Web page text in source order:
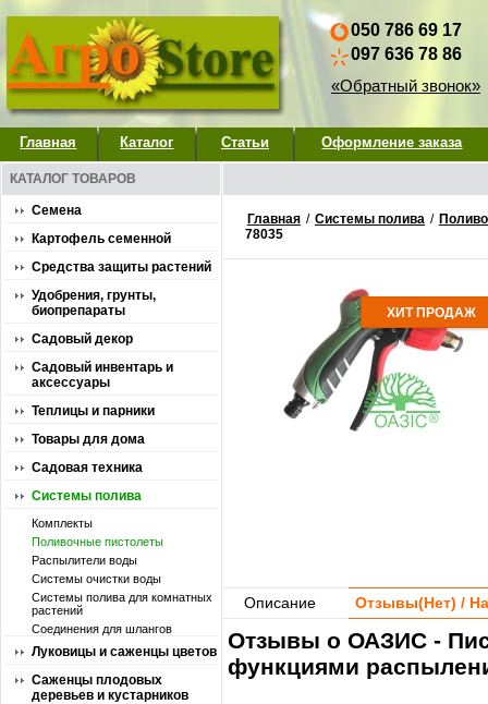
050 786 69 17
097 636 78 86
«Обратный звонок»
Главная Каталог Статьи Оформление заказа
КАТАЛОГ ТОВАРОВ
Семена
Картофель семенной
Средства защиты растений
Удобрения, грунты,
биопрепараты
Садовый декор
Садовый инвентарь и
аксессуары
Теплицы и парники
Товары для дома
Садовая техника
Системы полива
Комплекты
Поливочные пистолеты
Распылители воды
Системы очистки воды
Системы полива для комнатных
растений
Соединения для шлангов
Луковицы и саженцы цветов
Саженцы плодовых
деревьев и кустарников
Главная / Системы полива /
78035
ХИТ ПРОДАЖ
Описание Отзывы(Нет) /
Отзывы о ОАЗИС -
функциями